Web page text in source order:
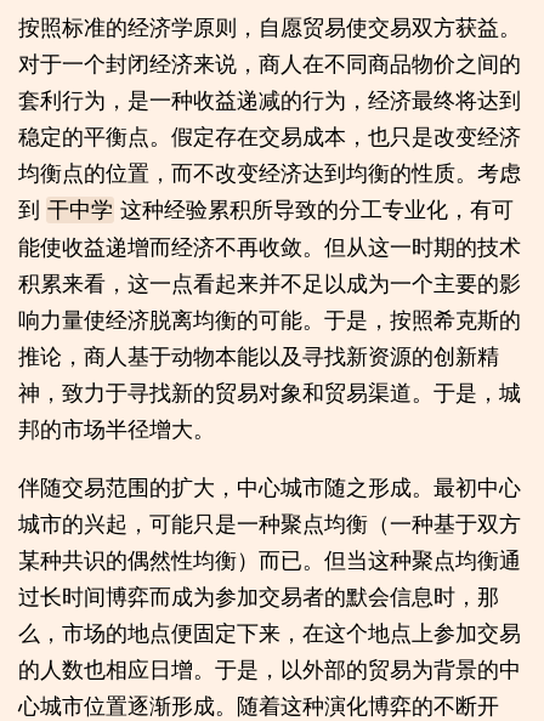
按照标准的经济学原则，自愿贸易使交易双方获益。
对于一个封闭经济来说，商人在不同商品物价之间的
套利行为，是一种收益递减的行为，经济最终将达到
稳定的平衡点。假定存在交易成本，也只是改变经济
均衡点的位置，而不改变经济达到均衡的性质。考虑
到 干中学 这种经验累积所导致的分工专业化，有可
能使收益递增而经济不再收敛。但从这一时期的技术
积累来看，这一点看起来并不足以成为一个主要的影
响力量使经济脱离均衡的可能。于是，按照希克斯的
推论，商人基于动物本能以及寻找新资源的创新精
神，致力于寻找新的贸易对象和贸易渠道。于是，城
邦的市场半径增大。
伴随交易范围的扩大，中心城市随之形成。最初中心
城市的兴起，可能只是一种聚点均衡（一种基于双方
某种共识的偶然性均衡）而已。但当这种聚点均衡通
过长时间博弈而成为参加交易者的默会信息时，那
么，市场的地点便固定下来，在这个地点上参加交易
的人数也相应日增。于是，以外部的贸易为背景的中
心城市位置逐渐形成。随着这种演化博弈的不断开